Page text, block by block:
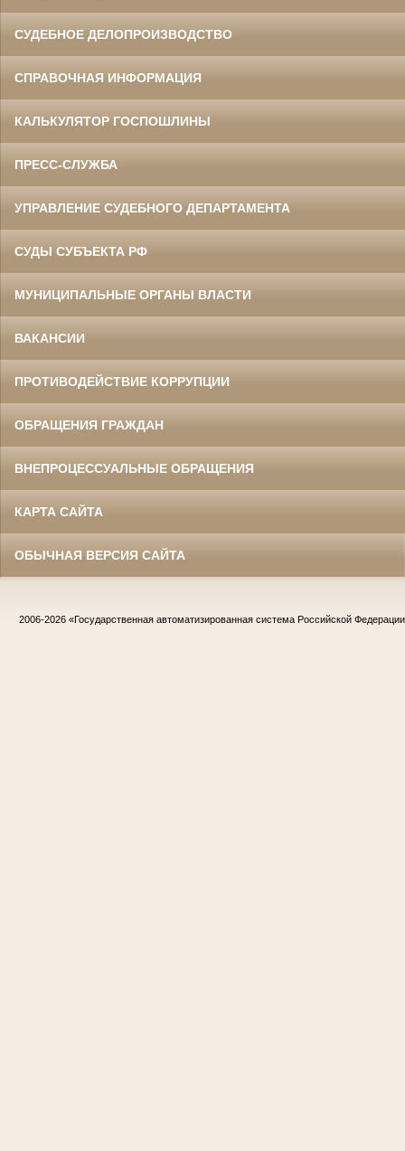
СУДЕБНОЕ ДЕЛОПРОИЗВОДСТВО
СПРАВОЧНАЯ ИНФОРМАЦИЯ
КАЛЬКУЛЯТОР ГОСПОШЛИНЫ
ПРЕСС-СЛУЖБА
УПРАВЛЕНИЕ СУДЕБНОГО ДЕПАРТАМЕНТА
СУДЫ СУБЪЕКТА РФ
МУНИЦИПАЛЬНЫЕ ОРГАНЫ ВЛАСТИ
ВАКАНСИИ
ПРОТИВОДЕЙСТВИЕ КОРРУПЦИИ
ОБРАЩЕНИЯ ГРАЖДАН
ВНЕПРОЦЕССУАЛЬНЫЕ ОБРАЩЕНИЯ
КАРТА САЙТА
ОБЫЧНАЯ ВЕРСИЯ САЙТА
2006-2026 «Государственная автоматизированная система Российской